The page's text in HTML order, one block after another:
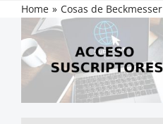
Home Cosas de Beckmesser